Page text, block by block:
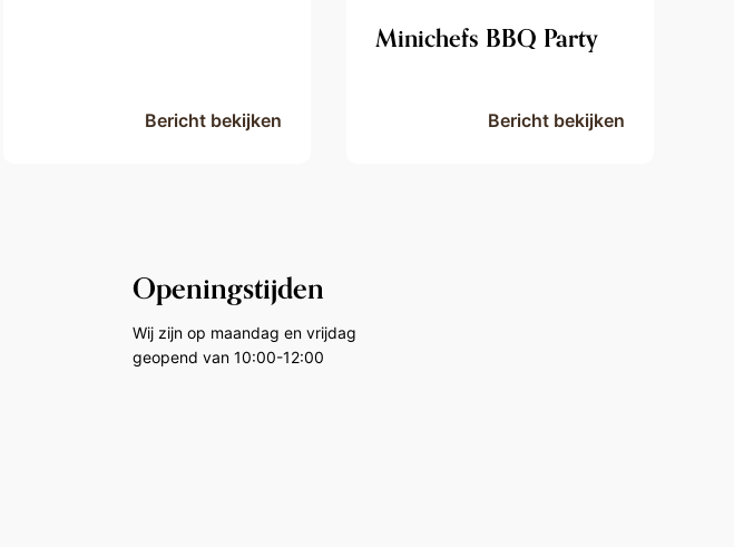
Bericht bekijken
Minichefs BBQ Party
Bericht bekijken
Openingstijden
Wij zijn op maandag en vrijdag
geopend van 10:00-12:00